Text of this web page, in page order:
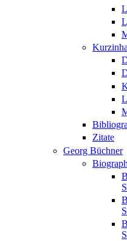
Zitate
Georg Büchner